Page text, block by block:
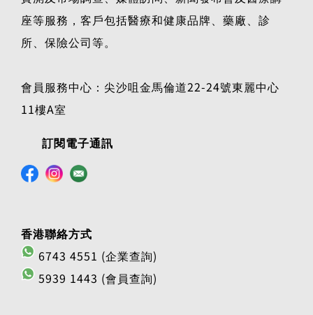
座等服務，客戶包括醫療和健康品牌、藥廠、診
所、保險公司等。
會員服務中心：尖沙咀金馬倫道22-24號東麗中心
11樓A室
訂閱電子通訊
香港聯絡方式
6743 4551 (企業查詢)
5939 1443 (會員查詢)